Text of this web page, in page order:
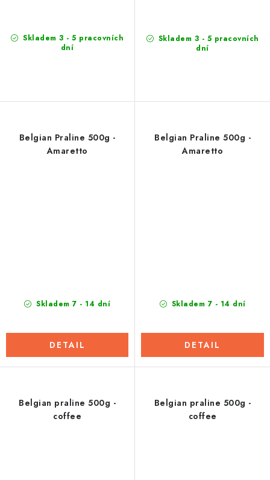
Skladem 3 - 5 pracovních
dní
Skladem 3 - 5 pracovních
dní
Belgian Praline 500g -
Amaretto
Skladem 7 - 14 dní
DETAIL
Belgian Praline 500g -
Amaretto
Skladem 7 - 14 dní
DETAIL
Belgian praline 500g -
coffee
Belgian praline 500g -
coffee